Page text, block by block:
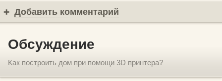
Добавить комментарий
Обсуждение
Как построить дом при помощи 3D принтера?